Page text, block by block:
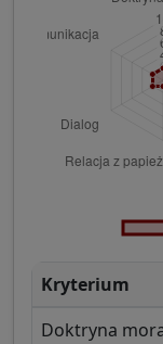
Kryterium
Doktryna